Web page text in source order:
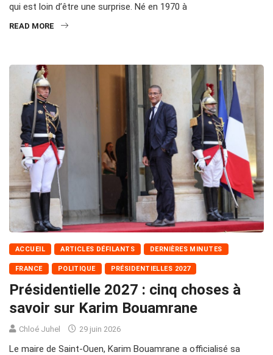
qui est loin d’être une surprise. Né en 1970 à
READ MORE
ACCUEIL ARTICLES DÉFILANTS DERNIÈRES MINUTES
FRANCE POLITIQUE PRÉSIDENTIELLES 2027
Présidentielle 2027 : cinq choses à
savoir sur Karim Bouamrane
Chloé Juhel 29 juin 2026
Le maire de Saint-Ouen, Karim Bouamrane a officialisé sa